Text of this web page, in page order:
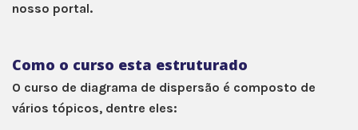
nosso portal.
Como o curso esta estruturado
O curso de diagrama de dispersão é composto de
vários tópicos, dentre eles: